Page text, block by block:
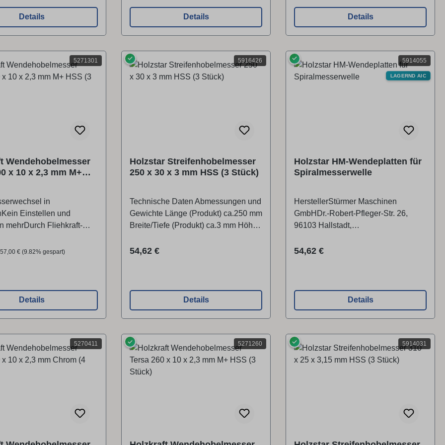
3 Stück
Daten Abmessungen und
(Produkt) ca.410 mm
(Produkt) ca.2,3 mm
ca.10 mm
Details
Deutschlandinfo@stuermer-
maschinen.de Lieferumfang 4 Stück
Technische Daten Abmessungen und
Gewichte Länge (Produkt) ca.300 mm
Breite/Tiefe (Produkt) ca.2,3 mm
Höhe (Produkt) ca.10 mm
Details Details
5271301
Wendehobelmesser
x 10 x 2,3 mm M+
in
Einstellen und
mehrDurch Fliehkraft-
3 Stück
Daten Abmessungen und
(Produkt) ca.300 mm
(Produkt) ca.2,3 mm
ca.10 mm
Regulärer Preis:
57,00 € (9.82% gespart)
Details
5916426
✓
Holzstar Streifenhobelmesser
250 x 30 x 3 mm HSS (3 Stück)
Technische Daten Abmessungen und
Gewichte Länge (Produkt) ca.250 mm
Breite/Tiefe (Produkt) ca.3 mm Höhe
Regulärer Preis:
54,62 €
Details
5914055
✓
LAGERND AIC
Holzstar HM-Wendeplatten für
Spiralmesserwelle
HerstellerStürmer Maschinen
GmbHDr.-Robert-Pfleger-Str. 26,
96103 Hallstadt,
maschinen.de
Regulärer Preis:
54,62 €
Details
5270411 5271260
✓ 5914031
✓